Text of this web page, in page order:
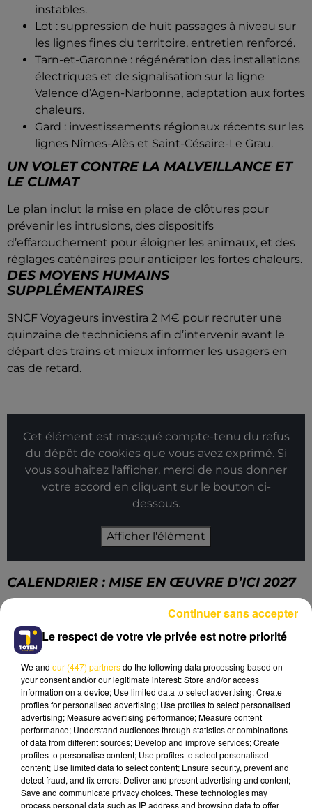
instables.
Lot : suppression de huit passages à niveau sur
les lignes fines du territoire, entretien renforcé.
Tarn-et-Garonne : régénération des installations
électriques et de signalisation sur la ligne
Valence d’Agen-Narbonne, adaptation aux fortes
chaleurs.
Gard : investissements régionaux récents sur les
lignes Nîmes-Alès et Saint-Césaire-Le Grau.
UN VOLET CONTRE LA MALVEILLANCE ET
LE CLIMAT
Le plan inclut la mise en place de clôtures pour
prévenir les intrusions, des dispositifs
d’effarouchement pour éloigner les animaux, et des
réglages caténaires pour anticiper les fortes chaleurs.
DES MOYENS HUMAINS
SUPPLÉMENTAIRES
SNCF Voyageurs investira 2 M€ pour recruter une
quinzaine de techniciens afin d’intervenir avant le
départ des trains et mieux informer les usagers en
cas de retard.
Cet élément est masqué compte-tenu du refus
du dépôt de cookies que vous avez exprimé. Si
vous souhaitez l'afficher, merci de nous donner
votre accord en cliquant sur le bouton ci-
dessous.
Afficher l'élément
CALENDRIER : MISE EN ŒUVRE D’ICI 2027
La région Occitanie espère que la majorité des
actions sera effective d'ici à 2027 pour améliorer la
régularité des trains sur les axes Toulouse-
À RETENIR 🚂
4 M€ de pénalitésinfligées à la SNCF en 2025
pour non-respect des objectifs.
Ces pénalités serontreversées aux abonnés liO
:
→1 mois d’abonnement remboursédès février
2026 pour tous les abonnés annuels.
Le respect de votre vie privée est notre priorité
We and our (447) partnersdo the following data processing based on
your consent and/or our legitimate interest: Store and/or access
information on a device; Use limited data to select advertising; Create
profiles for personalised advertising; Use profiles to select personalised
advertising; Measure advertising performance; Measure content
performance; Understand audiences through statistics or combinations
of data from different sources; Develop and improve services; Create
profiles to personalise content; Use profiles to select personalised
content; Use limited data to select content; Ensure security, prevent and
detect fraud, and fix errors; Deliver and present advertising and content;
Save and communicate privacy choices. These technologies may
process personal data such as IP address and browsing data to offer
Continuer sans accepter